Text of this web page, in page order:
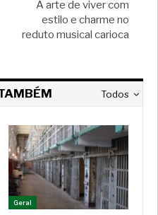
A arte de viver com
estilo e charme no
reduto musical carioca
Todos
Geral